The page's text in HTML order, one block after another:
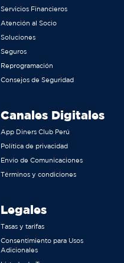
Servicios Financieros
Atención al Socio
Soluciones
Seguros
Reprogramación
Consejos de Seguridad
Canales Digitales
App Diners Club Perú
Política de privacidad
Envío de Comunicaciones
Términos y condiciones
Legales
Tasas y tarifas
Consentimiento para Usos
Adicionales